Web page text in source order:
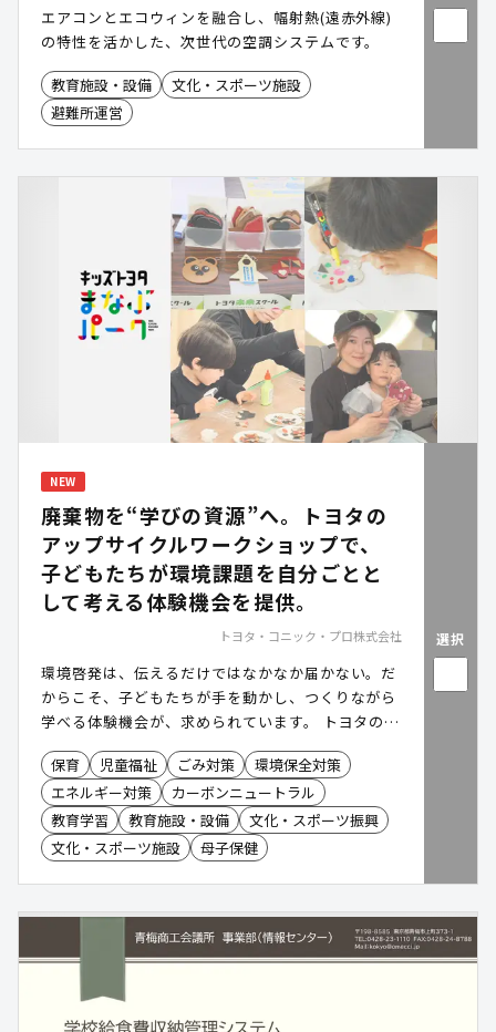
エアコンとエコウィンを融合し、幅射熱(遠赤外線)
の特性を活かした、次世代の空調システムです。
教育施設・設備
文化・スポーツ施設
避難所運営
NEW
廃棄物を“学びの資源”へ。トヨタの
アップサイクルワークショップで、
子どもたちが環境課題を自分ごとと
して考える体験機会を提供。
トヨタ・コニック・プロ株式会社
環境啓発は、伝えるだけではなかなか届かない。だ
からこそ、子どもたちが手を動かし、つくりながら
学べる体験機会が、求められています。 トヨタのア
ップサイクルワークショップは、車の製造工程で生
まれるレザー等のアップサイクル体験を通じて、カ
ーボンニュートラルや、SDGsを身近なテーマとし
て受け止めることができる体験型コンテンツです。
幅広い年齢層が参加する地域イベントでも導入しや
すく、全国各地で開催される環境フェアや、環境学
習・啓発施設でのプログラムなどで採用され、多く
の子ども達に体験いただいています。 自分だけのア
ップサイクルキーホルダーとともに、環境への学び
を家庭に持ち帰ることで、日常生活での波及効果も
期待できます。
保育 児童福祉 ごみ対策
環境保全対策
エネルギー対策
カーボンニュートラル
教育学習
教育施設・設備
文化・スポーツ振興
文化・スポーツ施設
母子保健
選択